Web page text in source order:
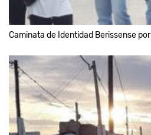
Caminata de Identidad Berissense